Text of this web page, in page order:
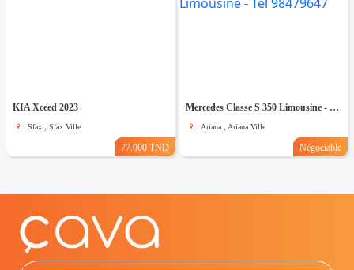
KIA Xceed 2023
Sfax , Sfax Ville
77.000 TND
Mercedes Classe S 350 Limousine - Tel 98479647
Ariana , Ariana Ville
Négociable